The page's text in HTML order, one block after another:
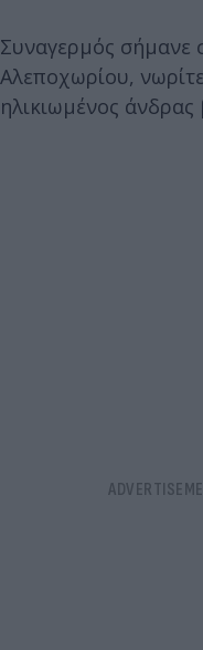
Συναγερμός σήμανε
Αλεποχωρίου,
ηλικιωμένος